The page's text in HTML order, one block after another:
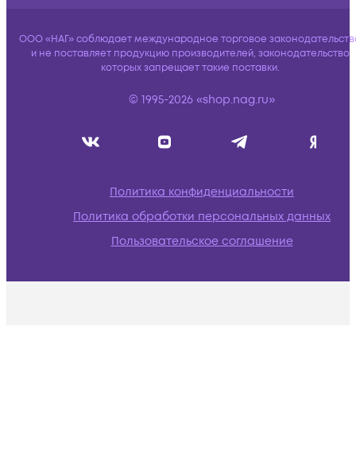
ООО «НАГ» соблюдает международное торговое
и не поставляет продукцию производителей, законодательство
которых запрещает такие поставки.
© 1995-2026 «shop.nag.ru»
Политика конфиденциальности
Политика обработки персональных данных
Пользовательское соглашение